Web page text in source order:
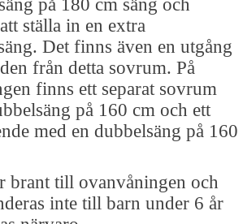
på 180 cm säng och
ställa in en extra
Det finns även en utgång
från detta sovrum. På
finns ett separat sovrum
på 160 cm och ett
med en dubbelsäng på 160
brant till ovanvåningen och
inte till barn under 6 år